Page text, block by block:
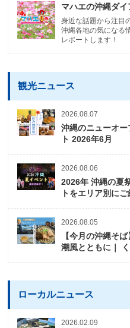
マハエの沖縄ダイ
身近な話題から注目
沖縄各地の気になる
レポートします！
観光ニュース
2026.08.07
沖縄のニューオー
ト 2026年6月
2026.08.06
2026年 沖縄の夏
トをエリア別にご
2026.08.05
【今月の沖縄そ
潮風とともに｜
ローカルニュース
2026.02.09